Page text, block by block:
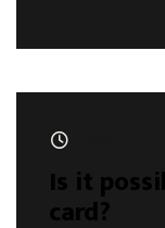
Is it
card?